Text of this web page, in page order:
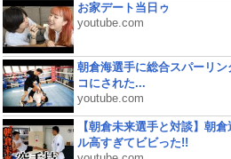
お家デート当日ゥ
youtube.com
朝倉海選手に総合スパーリ
コにされた...
youtube.com
【朝倉未来選手と対談】朝
ル高すぎてビビった!!